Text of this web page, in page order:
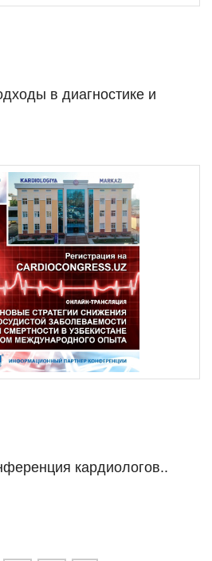
в диагностике и
кардиологов..